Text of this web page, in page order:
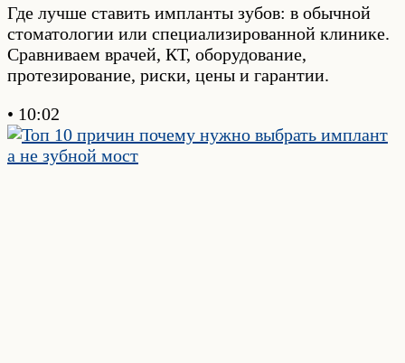
Где лучше ставить импланты зубов: в обычной
стоматологии или специализированной клинике.
Сравниваем врачей, КТ, оборудование,
протезирование, риски, цены и гарантии.
10:02